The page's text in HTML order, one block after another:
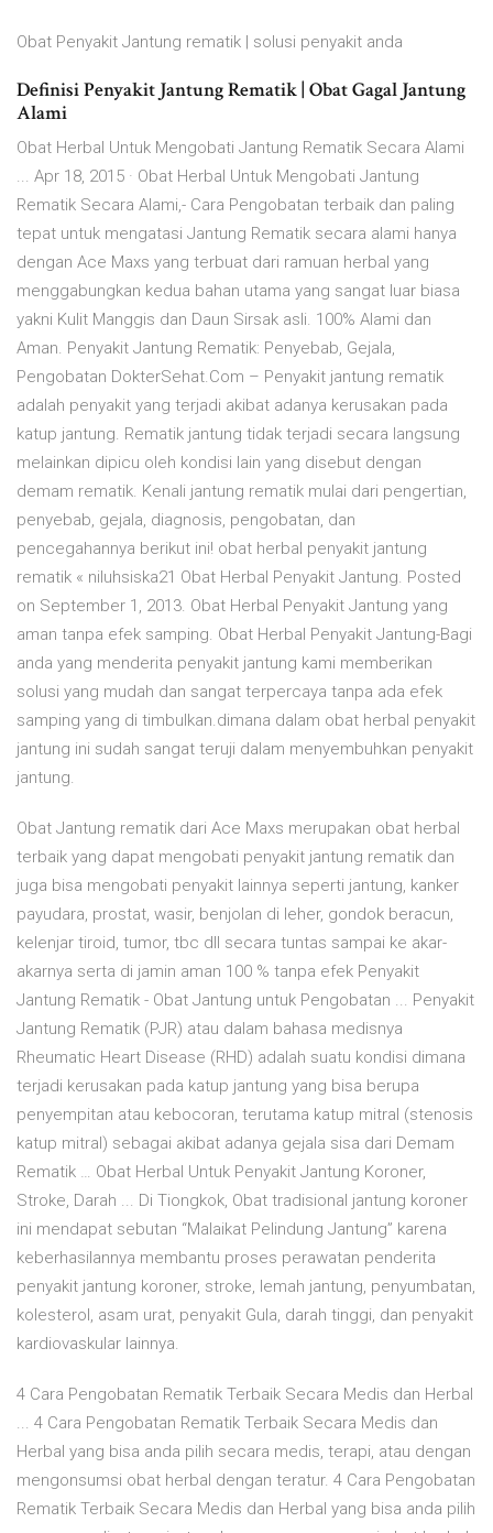
Obat Penyakit Jantung rematik | solusi penyakit anda
Definisi Penyakit Jantung Rematik | Obat Gagal Jantung
Alami
Obat Herbal Untuk Mengobati Jantung Rematik Secara Alami
... Apr 18, 2015 · Obat Herbal Untuk Mengobati Jantung
Rematik Secara Alami,- Cara Pengobatan terbaik dan paling
tepat untuk mengatasi Jantung Rematik secara alami hanya
dengan Ace Maxs yang terbuat dari ramuan herbal yang
menggabungkan kedua bahan utama yang sangat luar biasa
yakni Kulit Manggis dan Daun Sirsak asli. 100% Alami dan
Aman. Penyakit Jantung Rematik: Penyebab, Gejala,
Pengobatan DokterSehat.Com – Penyakit jantung rematik
adalah penyakit yang terjadi akibat adanya kerusakan pada
katup jantung. Rematik jantung tidak terjadi secara langsung
melainkan dipicu oleh kondisi lain yang disebut dengan
demam rematik. Kenali jantung rematik mulai dari pengertian,
penyebab, gejala, diagnosis, pengobatan, dan
pencegahannya berikut ini! obat herbal penyakit jantung
rematik « niluhsiska21 Obat Herbal Penyakit Jantung. Posted
on September 1, 2013. Obat Herbal Penyakit Jantung yang
aman tanpa efek samping. Obat Herbal Penyakit Jantung-Bagi
anda yang menderita penyakit jantung kami memberikan
solusi yang mudah dan sangat terpercaya tanpa ada efek
samping yang di timbulkan.dimana dalam obat herbal penyakit
jantung ini sudah sangat teruji dalam menyembuhkan penyakit
jantung.
Obat Jantung rematik dari Ace Maxs merupakan obat herbal
terbaik yang dapat mengobati penyakit jantung rematik dan
juga bisa mengobati penyakit lainnya seperti jantung, kanker
payudara, prostat, wasir, benjolan di leher, gondok beracun,
kelenjar tiroid, tumor, tbc dll secara tuntas sampai ke akar-
akarnya serta di jamin aman 100 % tanpa efek Penyakit
Jantung Rematik - Obat Jantung untuk Pengobatan ... Penyakit
Jantung Rematik (PJR) atau dalam bahasa medisnya
Rheumatic Heart Disease (RHD) adalah suatu kondisi dimana
terjadi kerusakan pada katup jantung yang bisa berupa
penyempitan atau kebocoran, terutama katup mitral (stenosis
katup mitral) sebagai akibat adanya gejala sisa dari Demam
Rematik … Obat Herbal Untuk Penyakit Jantung Koroner,
Stroke, Darah ... Di Tiongkok, Obat tradisional jantung koroner
ini mendapat sebutan “Malaikat Pelindung Jantung” karena
keberhasilannya membantu proses perawatan penderita
penyakit jantung koroner, stroke, lemah jantung, penyumbatan,
kolesterol, asam urat, penyakit Gula, darah tinggi, dan penyakit
kardiovaskular lainnya.
4 Cara Pengobatan Rematik Terbaik Secara Medis dan Herbal
... 4 Cara Pengobatan Rematik Terbaik Secara Medis dan
Herbal yang bisa anda pilih secara medis, terapi, atau dengan
mengonsumsi obat herbal dengan teratur. 4 Cara Pengobatan
Rematik Terbaik Secara Medis dan Herbal yang bisa anda pilih